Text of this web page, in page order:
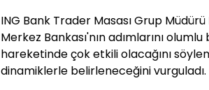
ING Bank Trader Masası Grup
Merkez Bankası'nın adımlarını
hareketinde çok etkili olacağını
dinamiklerle belirleneceğini vurguladı.